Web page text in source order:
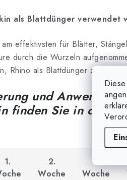
als Blattdünger verwendet
am effektivsten für Blätter,
durch die Wurzeln
Rhino als Blattdünger zu
und
finden Sie in der
1.
2.
Woche
3.
Woche